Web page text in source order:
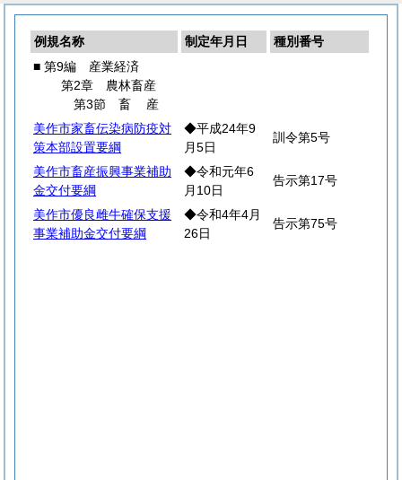
例規名称 制定年月日
種別番号
■ 第9編 産業経済
第2章 農林畜産
第3節 畜 産
美作市家畜伝染病防疫対
策本部設置要綱
◆平成24年9
月5日
訓令第5号
美作市畜産振興事業補助
金交付要綱
◆令和元年6
月10日
告示第17号
美作市優良雌牛確保支援
事業補助金交付要綱
◆令和4年4月
26日
告示第75号